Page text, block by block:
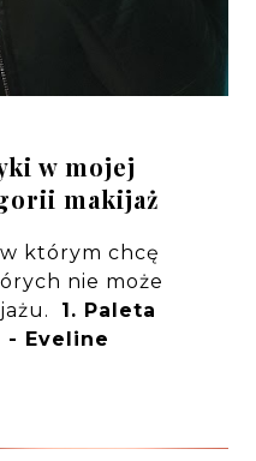
w mojej
makijaż
którym chcę
nie może
1. Paleta
- Eveline